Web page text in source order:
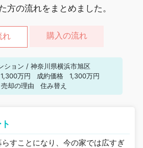
方の流れをまとめました。
れ 購入の流れ
ション / 神奈川県横浜市旭区
1,300万円 成約価格
1,300万円
売却の理由
住み替え
すことになり、今の家では広すぎ